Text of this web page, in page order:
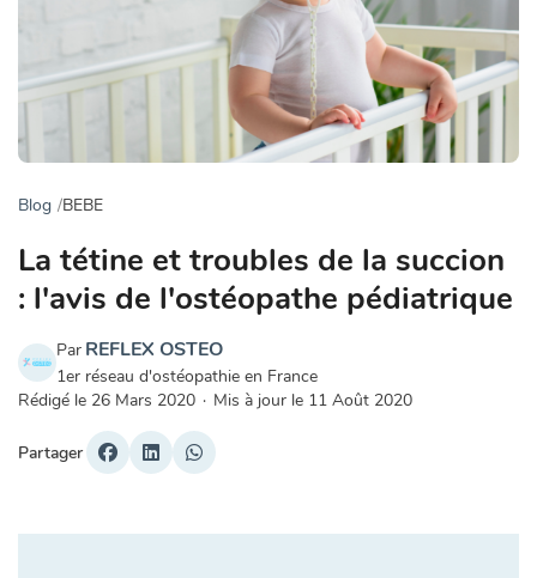
Blog BEBE
La tétine et troubles de la succion
: l'avis de l'ostéopathe pédiatrique
Par REFLEX OSTEO
1er réseau d'ostéopathie en France
Rédigé le 26 Mars 2020 · Mis à jour le 11 Août 2020
Partager